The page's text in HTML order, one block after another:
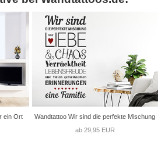
ein Ort
Wandtattoo Wir sind die perfekte Mischung
ab 29,95 EUR